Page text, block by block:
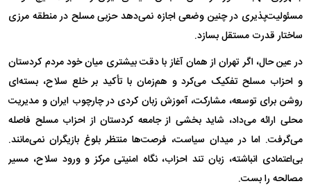
مسئولیت‌پذیری در چنین وضعی اجازه نمی‌دهد حزبی مسلح در منطقه مرزی
ساختار قدرت مستقل بسازد.
در عین حال، اگر تهران از همان آغاز با دقت بیشتری میان خود مردم کردستان
و احزاب مسلح تفکیک می‌کرد و هم‌زمان با تأکید بر خلع سلاح، بسته‌ای
روشن برای توسعه، مشارکت، آموزش زبان کردی در چارچوب ایران و مدیریت
محلی ارائه می‌داد، شاید بخشی از جامعه کردستان از احزاب مسلح فاصله
می‌گرفت. اما در میدان سیاست، فرصت‌ها منتظر بلوغ بازیگران نمی‌مانند.
بی‌اعتمادی انباشته، زبان تند احزاب، نگاه امنیتی مرکز و ورود سلاح، مسیر
مصالحه را بست.